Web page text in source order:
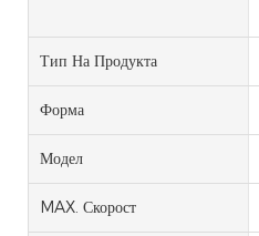
Тип На Продукта
Форма
Модел
MAX. Скорост